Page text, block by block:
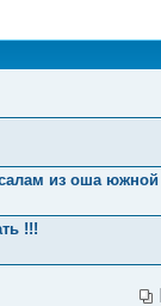
из оша южной
!!!